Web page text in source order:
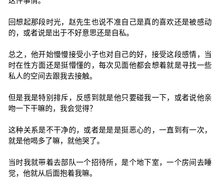
回想起那段时光，赵先生也说不准自己是真的喜欢还是被感动
的，或者说是出于不好意思还是自私。
总之，他开始慢慢接受小子也对自己的好，接受这段感情，当
时在性方面还是挺懵懂的，每次见面他都会想着就是寻找一些
私人的空间去跟我去接触。
但是我是特别排斥，反感到就是他只要碰我一下，或者说他亲
吻一下干嘛的，我会觉得？
这种关系是不干净的，或者是是是挺恶心的，一直到有一次，
就是他喝多了嘛，就他哭了。
当时我就带着去部队一个招待所，是个地下室，一个房间去睡
觉，他就从后面抱着我嘛。